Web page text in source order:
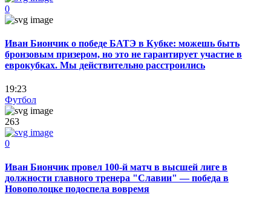
0
Иван Биончик о победе БАТЭ в Кубке: можешь быть
бронзовым призером, но это не гарантирует участие в
еврокубках. Мы действительно расстроились
19:23
Футбол
263
0
Иван Биончик провел 100-й матч в высшей лиге в
должности главного тренера "Славии" — победа в
Новополоцке подоспела вовремя